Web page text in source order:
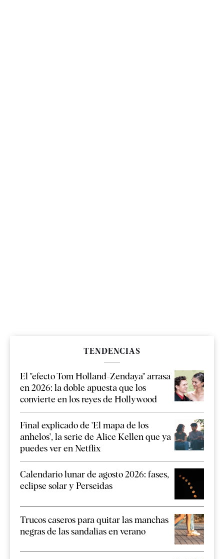
TENDENCIAS
El "efecto Tom Holland-Zendaya" arrasa
en 2026: la doble apuesta que los
convierte en los reyes de Hollywood
Final explicado de 'El mapa de los
anhelos', la serie de Alice Kellen que ya
puedes ver en Netflix
Calendario lunar de agosto 2026: fases,
eclipse solar y Perseidas
Trucos caseros para quitar las manchas
negras de las sandalias en verano